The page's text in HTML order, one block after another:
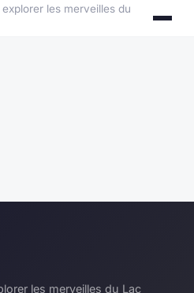
les merveilles du
les merveilles du Lac